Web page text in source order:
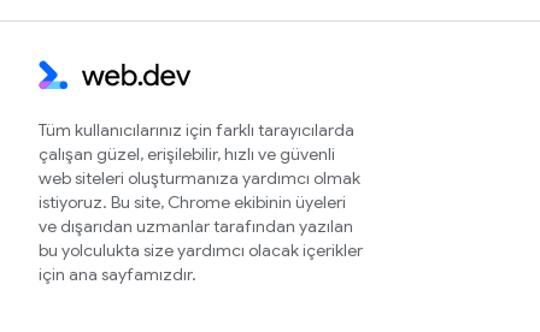
Tüm kullanıcılarınız için farklı tarayıcılarda
çalışan güzel, erişilebilir, hızlı ve güvenli
web siteleri oluşturmanıza yardımcı olmak
istiyoruz. Bu site, Chrome ekibinin üyeleri
ve dışarıdan uzmanlar tarafından yazılan
bu yolculukta size yardımcı olacak içerikler
için ana sayfamızdır.